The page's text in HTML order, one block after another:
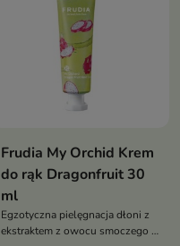
Frudia My Orchid Krem
do rąk Dragonfruit 30
ml
Egzotyczna pielęgnacja dłoni z
ekstraktem z owocu smoczego –